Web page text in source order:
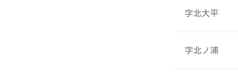
字北大平
字北ノ浦